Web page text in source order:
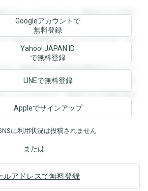
することができます。登録すると回答
ます。登録すると回答を閲覧すること
と回答を閲覧することができます。登
ることができます。登録すると回答を
す。登録すると回答を閲覧することが
回答を閲覧することができます。登録
ことができます。登録すると回答を閲
Googleアカウントで
無料登録
Yahoo! JAPAN ID
で無料登録
LINEで無料登録
Appleでサインアップ
に利用状況は投稿されません
または
ルアドレスで無料登録